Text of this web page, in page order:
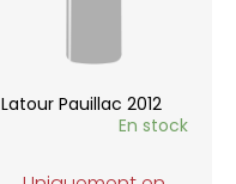
Latour Pauillac 2012
En stock